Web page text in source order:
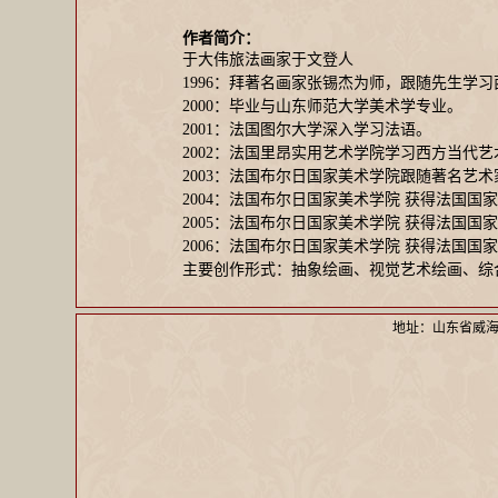
作者简介：
于大伟旅法画家于文登人
1996：拜著名画家张锡杰为师，跟随先生学
2000：毕业与山东师范大学美术学专业。
2001：法国图尔大学深入学习法语。
2002：法国里昂实用艺术学院学习西方当代艺
2003：法国布尔日国家美术学院跟随著名艺
2004：法国布尔日国家美术学院 获得法国国
2005：法国布尔日国家美术学院 获得法国国
2006：法国布尔日国家美术学院 获得法国国
主要创作形式：抽象绘画、视觉艺术绘画、
地址：山东省威